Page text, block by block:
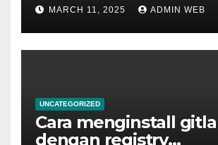
MARCH 11, 2025 ADMIN WEB
UNCATEGORIZED
Cara menginstall
dengan registry